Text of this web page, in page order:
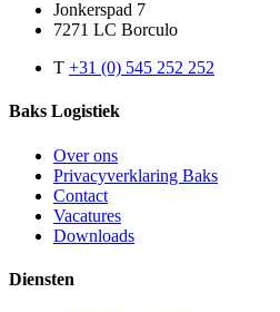
Jonkerspad 7
7271 LC Borculo
T +31 (0) 545 252 252
Baks Logistiek
Over ons
Privacyverklaring Baks
Contact
Vacatures
Downloads
Diensten